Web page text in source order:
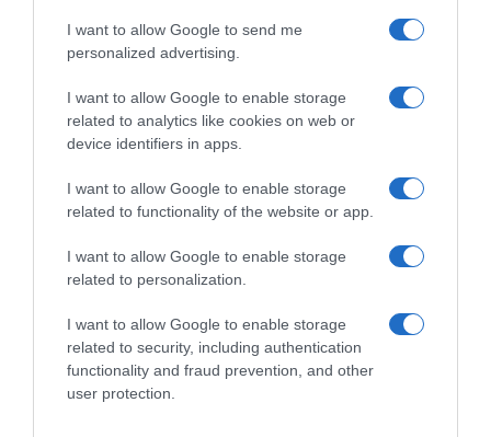
I want to allow Google to send me
personalized advertising.
I want to allow Google to enable storage
related to analytics like cookies on web or
device identifiers in apps.
I want to allow Google to enable storage
related to functionality of the website or app.
I want to allow Google to enable storage
related to personalization.
I want to allow Google to enable storage
related to security, including authentication
functionality and fraud prevention, and other
user protection.
επίπεδο εγκλήματος από την Αρχή, να έχει
Κάλεσε από τον υπουργό Υποδομών και
Μεταφορών να απαντήσει εάν μέσα από τις
διατάξεις του νομοσχεδίου «εξασφαλίζεται
ποινική προστασία ή αστική προστασία για
φυσικά και νομικά πρόσωπα που εμπλέκονται
στην υπόθεση των Τεμπών”. Επίσης, εάν η
αλλαγή της δομής των σιδηροδρόμων που
προωθείται με το νομοσχέδιο θα έχει την
οποιαδήποτε επίδραση στην Ηellenic Train,
για την οποία υπάρχουν αστικές και ποινικές